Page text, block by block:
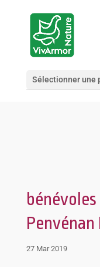
Sélectionner une
Penvénan
27 Mar 2019